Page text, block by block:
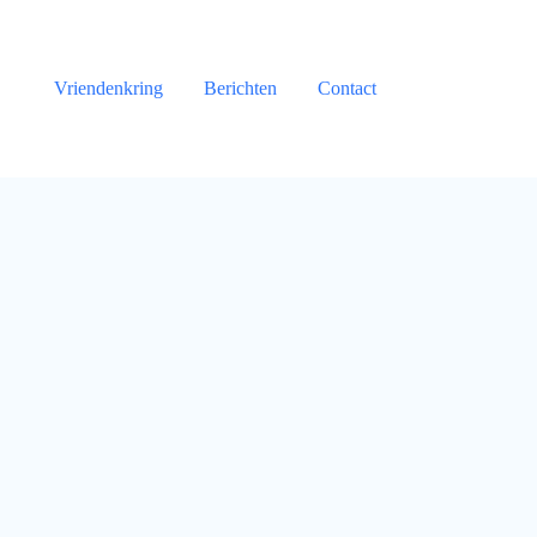
Vriendenkring Berichten Contact